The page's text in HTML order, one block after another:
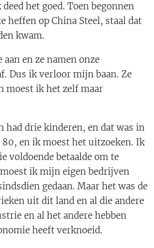
het goed. Toen begonnen
heffen op China Steel, staal dat
kwam.
en ze namen onze
Dus ik verloor mijn baan. Ze
moest ik het zelf maar
had drie kinderen, en dat was in
en ik moest het uitzoeken. Ik
voldoende betaalde om te
ik mijn eigen bedrijven
gedaan. Maar het was de
uit dit land en al die andere
en al het andere hebben
heeft verknoeid.